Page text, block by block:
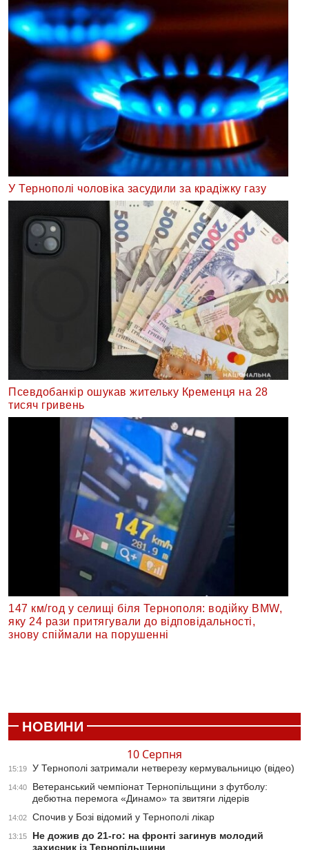
У Тернополі чоловіка засудили за крадіжку газу
Псевдобанкір ошукав жительку Кременця на 28
тисяч гривень
147 км/год у селищі біля Тернополя: водійку BMW,
яку 24 рази притягували до відповідальності,
знову спіймали на порушенні
НОВИНИ
10 Серпня
15:19 У Тернополі затримали нетверезу кермувальницю (відео)
14:40
Ветеранський чемпіонат Тернопільщини з футболу:
дебютна перемога «Динамо» та звитяги лідерів
14:02 Спочив у Бозі відомий у Тернополі лікар
13:15
Не дожив до 21-го: на фронті загинув молодий
захисник із Тернопільщини